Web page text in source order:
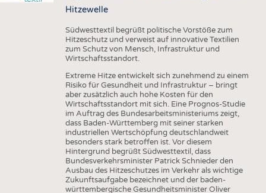
Hitzewelle
Südwesttextil begrüßt politische Vorstöße zum
Hitzeschutz und verweist auf innovative Textilien
zum Schutz von Mensch, Infrastruktur und
Wirtschaftsstandort.
Extreme Hitze entwickelt sich zunehmend zu einem
Risiko für Gesundheit und Infrastruktur – bringt
aber zusätzlich auch hohe Kosten für den
Wirtschaftsstandort mit sich. Eine Prognos-Studie
im Auftrag des Bundesarbeitsministeriums zeigt,
dass Baden-Württemberg mit seiner starken
industriellen Wertschöpfung deutschlandweit
besonders stark betroffen ist. Vor diesem
Hintergrund begrüßt Südwesttextil, dass
Bundesverkehrsminister Patrick Schnieder den
Ausbau des Hitzeschutzes im Verkehr als wichtige
Zukunftsaufgabe bezeichnet und der baden-
württembergische Gesundheitsminister Oliver